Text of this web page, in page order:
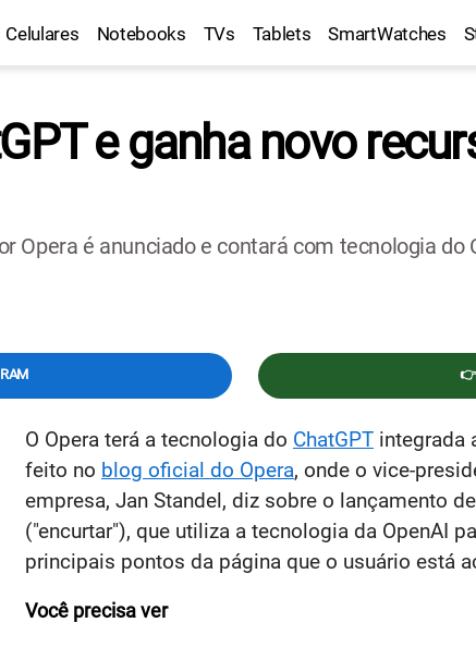
Celulares Notebooks TVs Tablets SmartWatches
e ganha novo
Opera é anunciado e contará com tecnologia
👉
O Opera terá a tecnologia do ChatGPT integrada
feito no blog oficial do Opera, onde o vice-
empresa, Jan Standel, diz sobre o lançamento
("encurtar"), que utiliza a tecnologia da OpenAI
principais pontos da página que o usuário está
Você precisa ver